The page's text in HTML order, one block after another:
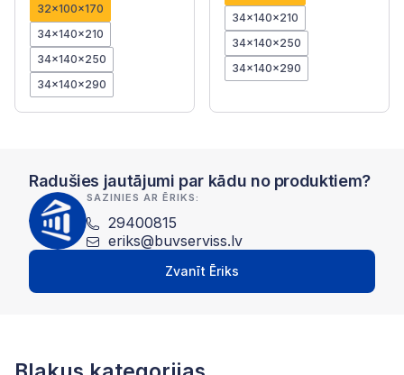
32x100x170
34x140x210
34x140x250
34x140x290
34x140x210
34x140x250
34x140x290
Radušies jautājumi par kādu no produktiem?
SAZINIES AR ĒRIKS:
29400815
eriks@buvserviss.lv
Zvanīt Ēriks